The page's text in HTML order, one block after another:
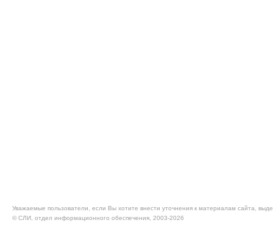
Уважаемые пользователи, если Вы хотите внести уточнения к материалам сайта,
© CЛИ, отдел информационного обеспечения, 2003-2026